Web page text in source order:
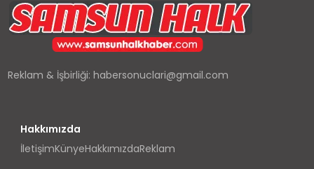
Reklam & İşbirliği:habersonuclari@gmail.com
Hakkımızda
İletişimKünyeHakkımızdaReklam